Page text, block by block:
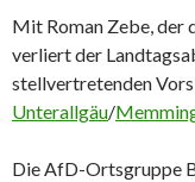
Mit Roman Zebe, der
verliert der
stellvertretenden
Unterallgäu/
Die AfD-Ortsgruppe